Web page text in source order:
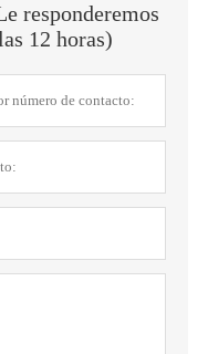
responderemos
12 horas)